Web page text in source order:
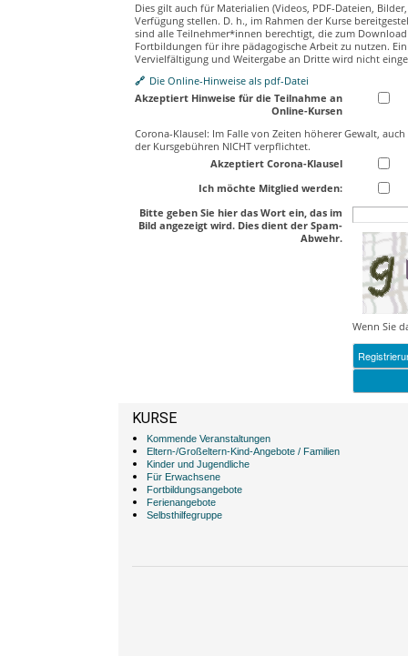
Dies gilt auch für Materialien (Videos, PDF-Dateien,
Verfügung stellen. D. h., im Rahmen der Kurse
sind alle Teilnehmer*innen berechtigt, die zum
Fortbildungen für ihre pädagogische Arbeit zu nutzen.
Vervielfältigung und Weitergabe an Dritte wird nicht
Die Online-Hinweise als pdf-Datei
Akzeptiert Hinweise für die Teilnahme an
Online-Kursen
Corona-Klausel: Im Falle von Zeiten höherer Gewalt,
der Kursgebühren NICHT verpflichtet.
Akzeptiert Corona-Klausel
Ich möchte Mitglied werden:
Bitte geben Sie hier das Wort ein, das im
Bild angezeigt wird. Dies dient der Spam-
Abwehr.
Wenn Sie
KURSE
Kommende Veranstaltungen
Eltern-/Großeltern-Kind-Angebote / Familien
Kinder und Jugendliche
Für Erwachsene
Fortbildungsangebote
Ferienangebote
Selbsthilfegruppe